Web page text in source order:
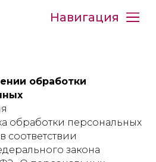
Навигация
обработки
обработки персональных
соответствии
закона